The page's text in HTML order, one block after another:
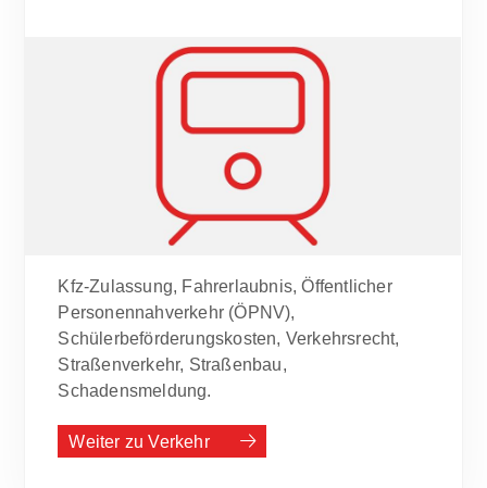
Kfz-Zulassung, Fahrerlaubnis, Öffentlicher
Personennahverkehr (ÖPNV),
Schülerbeförderungskosten, Verkehrsrecht,
Straßenverkehr, Straßenbau,
Schadensmeldung.
Weiter zu Verkehr